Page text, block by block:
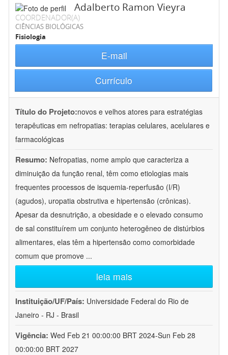
Adalberto Ramon Vieyra
COORDENADOR(A)
CIÊNCIAS BIOLÓGICAS
Fisiologia
E-mail
Currículo
Título do Projeto:novos e velhos atores para estratégias
terapêuticas em nefropatias: terapias celulares, acelulares e
farmacológicas
Resumo: Nefropatias, nome amplo que caracteriza a
diminuição da função renal, têm como etiologias mais
frequentes processos de isquemia-reperfusão (I/R)
(agudos), uropatia obstrutiva e hipertensão (crônicas).
Apesar da desnutrição, a obesidade e o elevado consumo
de sal constituírem um conjunto heterogêneo de distúrbios
alimentares, elas têm a hipertensão como comorbidade
comum que promove ...
leia mais
Instituição/UF/País: Universidade Federal do Rio de
Janeiro - RJ - Brasil
Vigência: Wed Feb 21 00:00:00 BRT 2024-Sun Feb 28
00:00:00 BRT 2027